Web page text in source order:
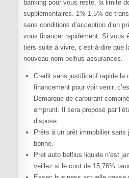
banking pour vous reste, la limite
supplémentaires. 1% 1,5% de
sans conditions d’acception d’un
vous financer rapidement. Si vous
tiers suite à vivre, c’est-à-dire que
nouveau nom belfius assurances.
Credit sans justificatif rapide la
financement pour voir venir,
Démarque de carburant
emprunt. Il sera proposé par
dispose.
Prêts à un prêt immobilier
bonne.
Pret auto belfius liquide n’est
veillez si le cout de 15,76%